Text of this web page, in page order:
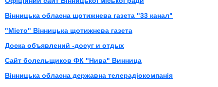
Вінницька обласна щотижнева газета "33 канал"
"Місто" Вінницька щотижнева газета
Доска объявлений -досуг и отдых
Сайт болельщиков ФК "Нива" Винница
Вінницька обласна державна телерадіокомпанія